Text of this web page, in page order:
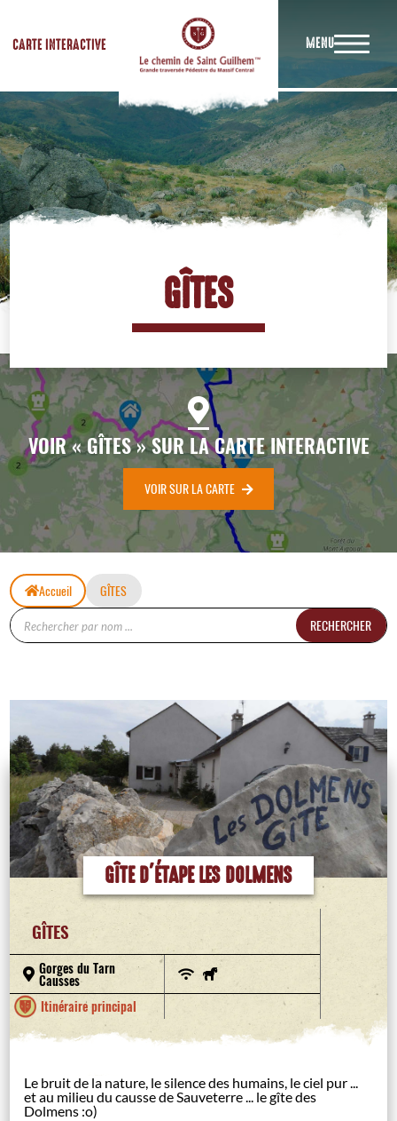
CARTE INTERACTIVE MENU
GÎTES
VOIR « GÎTES » SUR LA CARTE INTERACTIVE
VOIR SUR LA CARTE
Accueil
GÎTES
RECHERCHER
GÎTE D'ÉTAPE LES DOLMENS
GÎTES
Gorges du Tarn
Causses
Itinéraire principal
Le bruit de la nature, le silence des humains, le ciel pur ...
et au milieu du causse de Sauveterre ... le gîte des
Dolmens :o)